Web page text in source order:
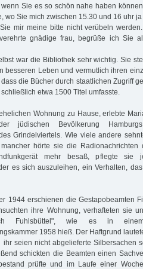
Sie es so schön nahe haben können
wo Sie mich zwischen 15.30 und 16 uhr
mir meine bitte nicht verübeln
gnädige frau, begrüße ich Sie
war die Bibliothek sehr wichtig. Sie
besseren Leben und vermutlich ihren
die Bücher durch staatlichen Zugriff
etwa 1500 Titel umfasste.
Wohnung zu Hause, erlebte
jüdischen Bevölkerung
Grindelviertels. Wie viele andere
hörte sie die Radionachrichten
mehr besaß, pflegte sie
es sich auszuleihen, ein Verhalten,
1944 erschienen die Gestapobeamten
ihre Wohnung, verhafteten sie
Fuhlsbüttel", wie es in einem
1958 hieß. Der Haftgrund
ihr seien nicht abgelieferte Silbersachen
schickten die Beamten einen
prüfte und im Laufe einer